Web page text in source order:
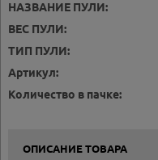
НАЗВАНИЕ ПУЛИ:
ВЕС ПУЛИ:
ТИП ПУЛИ:
Артикул:
Количество в пачке:
ОПИСАНИЕ ТОВАРА